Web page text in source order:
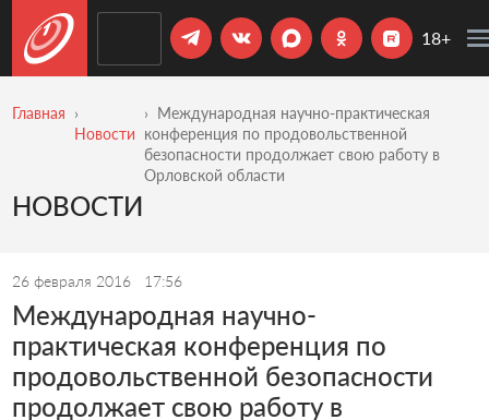
18+
Главная
Новости
Международная научно-практическая
конференция по продовольственной
безопасности продолжает свою работу в
Орловской области
НОВОСТИ
26 февраля 2016 17:56
Международная научно-
практическая конференция по
продовольственной безопасности
продолжает свою работу в